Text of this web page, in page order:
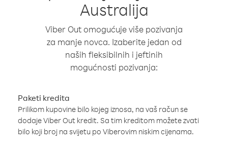
Australija
Viber Out omogućuje više pozivanja
za manje novca. Izaberite jedan od
naših fleksibilnih i jeftinih
mogućnosti pozivanja:
Paketi kredita
Prilikom kupovine bilo kojeg iznosa, na vaš račun se
dodaje Viber Out kredit. Sa tim kreditom možete zvati
bilo koji broj na svijetu po Viberovim niskim cijenama.